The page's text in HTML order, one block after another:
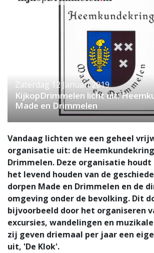
Zaterdag 12 Januari 2019
KijkopDrimmelen licht uit:
Made en Drimmelen
Vandaag lichten we een geheel
organisatie uit: de
Drimmelen. Deze organisatie
het levend houden van de
dorpen Made en Drimmelen en de
omgeving onder de bevolking. Dit
bijvoorbeeld door het organiseren
excursies, wandelingen en
zij geven driemaal per jaar een
uit, 'De Klok'.